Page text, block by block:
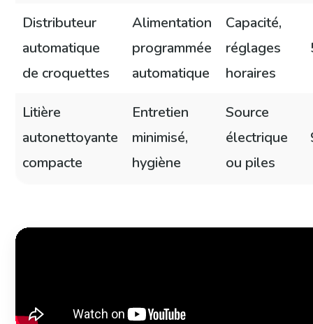
Distributeur
automatique
de croquettes
Alimentation
programmée
automatique
Capacité,
réglages
horaires
Litière
autonettoyante
compacte
Entretien
minimisé,
hygiène
Source
électrique
ou piles